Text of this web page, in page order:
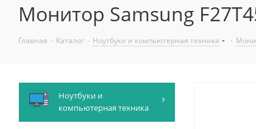
Монитор Samsung
Главная - Каталог - Ноутбуки и компьютерная техника -
Ноутбуки и
компьютерная техника